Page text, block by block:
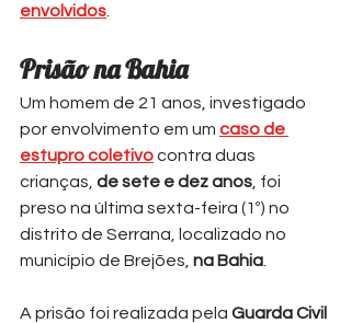
envolvidos
Prisão na Bahia
Um homem de 21 anos, investigado
por envolvimento em um caso de
estupro coletivo contra duas
crianças, de sete e dez anos , foi
preso na última sexta-feira (1º) no
distrito de Serrana, localizado no
município de Brejões, na Bahia
A prisão foi realizada pela Guarda Civil